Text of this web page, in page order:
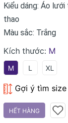
Kiểu dáng: Áo
thao
Màu sắc: Trắng
Kích thước: M
M L XL
Gợi ý tìm size
HẾT HÀNG